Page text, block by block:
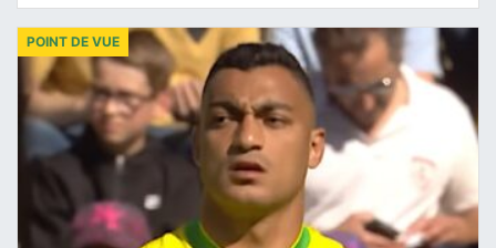
POINT DE VUE